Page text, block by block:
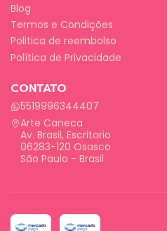
Blog
Termos e Condições
Politica de reembolso
Política de Privacidade
CONTATO
5519996344407
Arte Caneca
Av. Brasil, Escritorio
06283-120 Osasco
São Paulo - Brasil